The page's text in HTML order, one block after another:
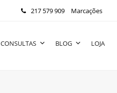
217 579 909 Marcações
CONSULTAS BLOG LOJA